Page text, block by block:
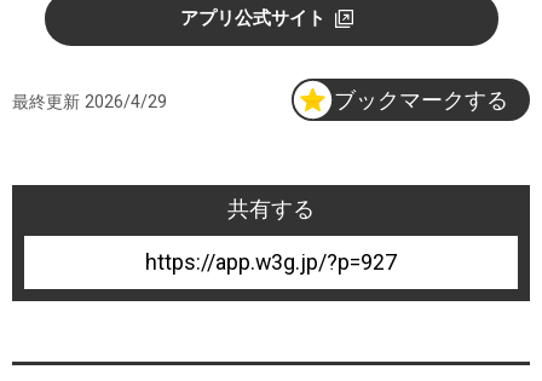
アプリ公式サイト
最終更新 2026/4/29 ブックマークする
共有する
927